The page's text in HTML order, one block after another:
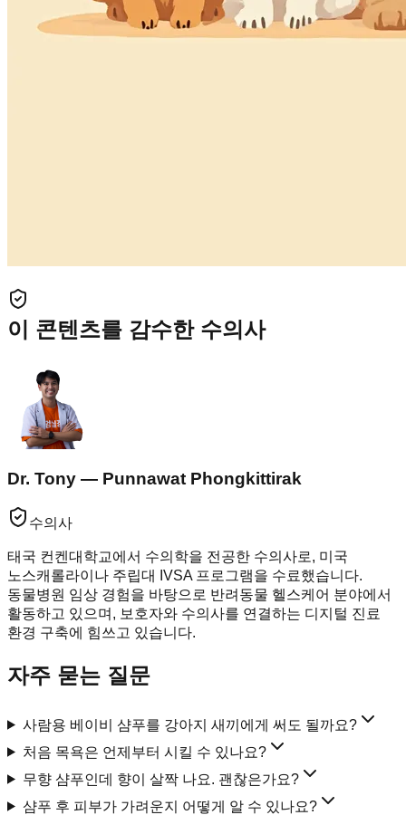
이 콘텐츠를 감수한 수의사
Dr. Tony — Punnawat Phongkittirak
수의사
태국 컨켄대학교에서 수의학을 전공한 수의사로, 미국
노스캐롤라이나 주립대 IVSA 프로그램을 수료했습니다.
동물병원 임상 경험을 바탕으로 반려동물 헬스케어 분야에서
활동하고 있으며, 보호자와 수의사를 연결하는 디지털 진료
환경 구축에 힘쓰고 있습니다.
자주 묻는 질문
사람용 베이비 샴푸를 강아지 새끼에게 써도 될까요?
처음 목욕은 언제부터 시킬 수 있나요?
무향 샴푸인데 향이 살짝 나요. 괜찮은가요?
샴푸 후 피부가 가려운지 어떻게 알 수 있나요?